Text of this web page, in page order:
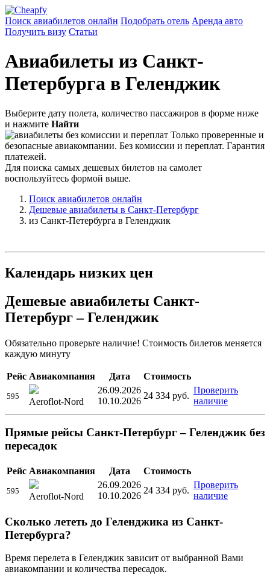
Поиск авиабилетов онлайн Подобрать отель Аренда авто
Получить визу Статьи
Авиабилеты из Санкт-
Петербурга в Геленджик
Выберите дату полета, количество пассажиров в форме ниже
и нажмите Найти
Только проверенные и
безопасные авиакомпании. Без комиссии и переплат. Гарантия
платежей.
Для поиска самых дешевых билетов на самолет
воспользуйтесь формой выше.
Поиск авиабилетов онлайн
Дешевые авиабилеты в Санкт-Петербург
из Санкт-Петербурга в Геленджик
Календарь низких цен
Дешевые авиабилеты Санкт-
Петербург – Геленджик
Обязательно проверьте наличие! Стоимость билетов меняется
каждую минуту
Рейс Авиакомпания Дата Стоимость
595
Aeroflot-Nord
26.09.2026
10.10.2026
24 334 руб.
Проверить
наличие
Прямые рейсы Санкт-Петербург – Геленджик без
пересадок
Рейс Авиакомпания Дата Стоимость
595
Aeroflot-Nord
26.09.2026
10.10.2026
24 334 руб.
Проверить
наличие
Сколько лететь до Геленджика из Санкт-
Петербурга?
Время перелета в Геленджик зависит от выбранной Вами
авиакомпании и количества пересадок.